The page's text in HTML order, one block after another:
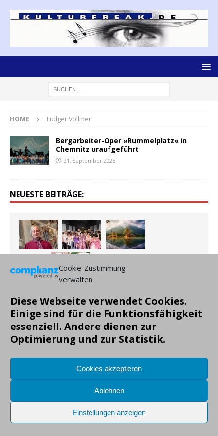
Cookie-Zustimmung
verwalten
Diese Webseite verwendet Cookies.
Einige sind für die Funktionsfähigkeit
essenziell. Andere dienen zur
Optimierung und zur Statistik.
Cookies akzeptieren
Ablehnen
Einstellungen anzeigen
HOME Ludger Vollmer
Bergarbeiter-Oper »Rummelplatz« in
Chemnitz uraufgeführt
21. September 2025
NEUESTE BEITRÄGE:
Copyright: Markus Gruendig, alle Angaben ohne Gewähr!